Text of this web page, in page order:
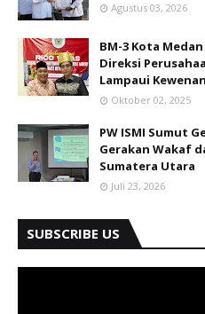
Agustus 03, 2026
BM-3 Kota
Direksi
Lampaui
Oktober 02, 2025
PW ISMI Sumut
Gerakan Wakaf
Sumatera Utara
Juli 23, 2026
SUBSCRIBE US